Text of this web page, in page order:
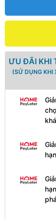
ƯU ĐÃI KHI
(SỬ DỤNG KHI